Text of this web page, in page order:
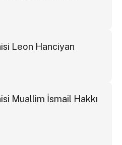
Leon Hanciyan
Muallim İsmail Hakkı